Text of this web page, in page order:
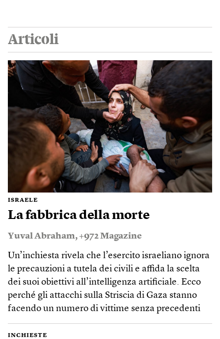
Articoli
ISRAELE
La fabbrica della morte
Yuval Abraham,+972 Magazine
Un’inchiesta rivela che l’esercito israeliano ignora
le precauzioni a tutela dei civili e affida la scelta
dei suoi obiettivi all’intelligenza artificiale. Ecco
perché gli attacchi sulla Striscia di Gaza stanno
facendo un numero di vittime senza precedenti
INCHIESTE